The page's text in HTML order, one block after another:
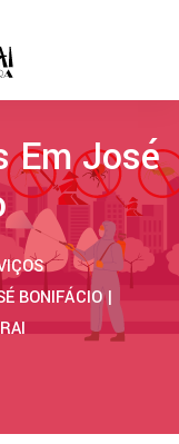
Em José
BONIFÁCIO |